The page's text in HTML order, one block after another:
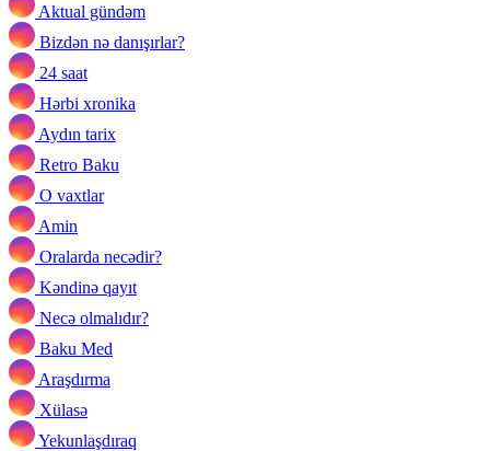
Aktual gündəm
Bizdən nə danışırlar?
24 saat
Hərbi xronika
Aydın tarix
Retro Baku
O vaxtlar
Amin
Oralarda necədir?
Kəndinə qayıt
Necə olmalıdır?
Baku Med
Araşdırma
Xülasə
Yekunlaşdıraq